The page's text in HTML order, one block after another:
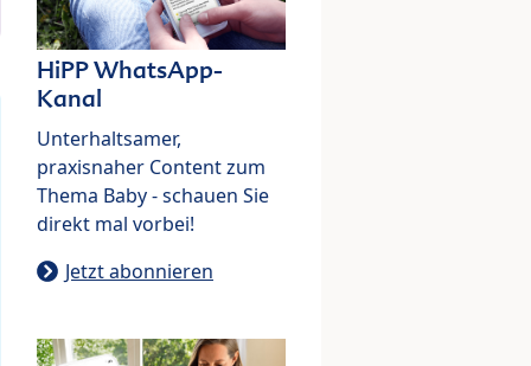
HiPP WhatsApp-
Kanal
Unterhaltsamer,
praxisnaher Content zum
Thema Baby - schauen Sie
direkt mal vorbei!
Jetzt abonnieren